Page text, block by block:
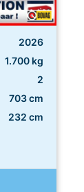
2026
1.700 kg
2
703 cm
232 cm